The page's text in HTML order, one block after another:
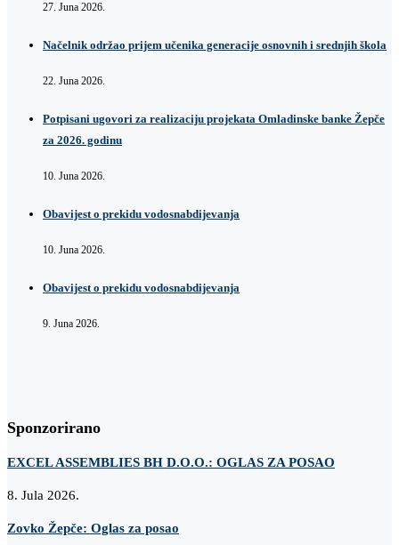
27. Juna 2026.
Načelnik održao prijem učenika generacije osnovnih i srednjih škola
22. Juna 2026.
Potpisani ugovori za realizaciju projekata Omladinske banke Žepče
za 2026. godinu
10. Juna 2026.
Obavijest o prekidu vodosnabdijevanja
10. Juna 2026.
Obavijest o prekidu vodosnabdijevanja
9. Juna 2026.
Sponzorirano
EXCEL ASSEMBLIES BH D.O.O.: OGLAS ZA POSAO
8. Jula 2026.
Zovko Žepče: Oglas za posao